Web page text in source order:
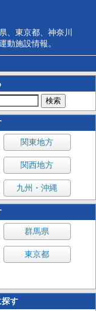
、東京都、神奈川
動施設情報。
関東地方
関西地方
九州・沖縄
群馬県
東京都
探す